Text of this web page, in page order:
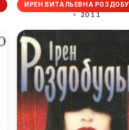
ИРЕН ВИТАЛЬЕВНА
2011